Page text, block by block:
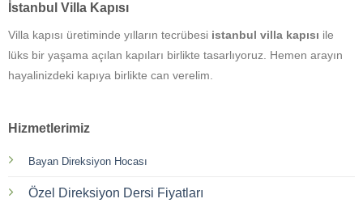
İstanbul Villa Kapısı
Villa kapısı üretiminde yılların tecrübesi istanbul villa kapısı ile
lüks bir yaşama açılan kapıları birlikte tasarlıyoruz. Hemen arayın
hayalinizdeki kapıya birlikte can verelim.
Hizmetlerimiz
Bayan Direksiyon Hocası
Özel Direksiyon Dersi Fiyatları